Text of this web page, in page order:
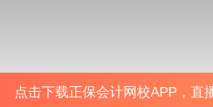
点击下载正保会计网校APP，直